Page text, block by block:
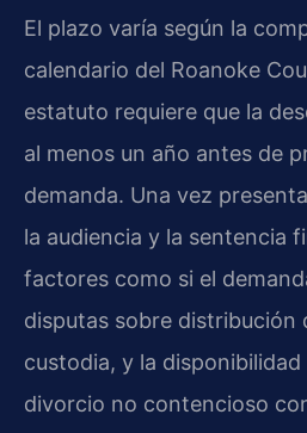
El plazo varía según la
calendario del Roanoke
estatuto requiere que la
al menos un año antes de
demanda. Una vez
la audiencia y la sentencia
factores como si el
disputas sobre distribución
custodia, y la disponibilidad
divorcio no contencioso